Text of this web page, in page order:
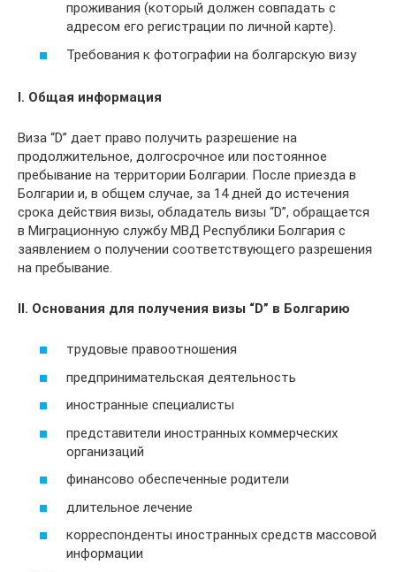
проживания (который должен совпадать с
адресом его регистрации по личной карте).
Требования к фотографии на болгарскую визу
І. Общая информация
Виза “D” дает право получить разрешение на
продолжительное, долгосрочное или постоянное
пребывание на территории Болгарии. После приезда в
Болгарии и, в общем случае, за 14 дней до истечения
срока действия визы, обладатель визы “D”, обращается
в Миграционную службу МВД Республики Болгария с
заявлением о получении соответствующего разрешения
на пребывание.
ІІ. Основания для получения визы “D” в Болгарию
трудовые правоотношения
предпринимательская деятельность
иностранные специалисты
представители иностранных коммерческих
организаций
финансово обеспеченные родители
длительное лечение
корреспонденты иностранных средств массовой
информации